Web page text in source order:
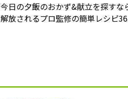
今日の夕飯のおかず&献立を探す
解放されるプロ監修の簡単レシピ